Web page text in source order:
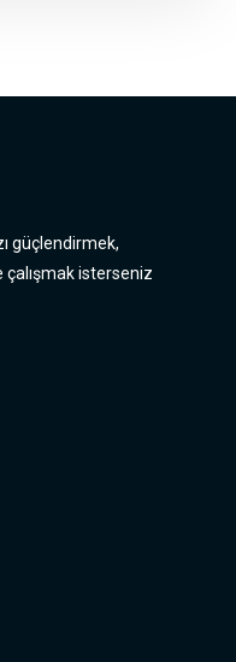
güçlendirmek,
çalışmak isterseniz